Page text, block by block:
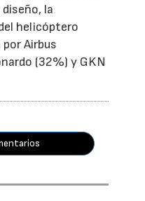
la
helicóptero
Airbus
(32%) y GKN